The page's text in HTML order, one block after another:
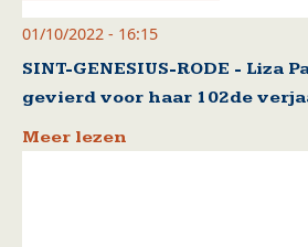
01/10/2022 - 16:15
SINT-GENESIUS-RODE - Liza
gevierd voor haar 102de
Meer lezen